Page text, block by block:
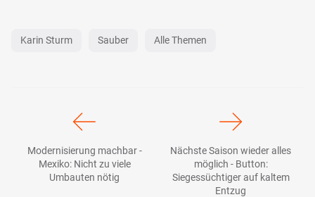
Karin Sturm Sauber Alle Themen
Modernisierung machbar -
Mexiko: Nicht zu viele
Umbauten nötig
Nächste Saison wieder alles
möglich - Button:
Siegessüchtiger auf kaltem
Entzug